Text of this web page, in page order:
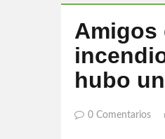
Amigos
hubo
0 Comentarios